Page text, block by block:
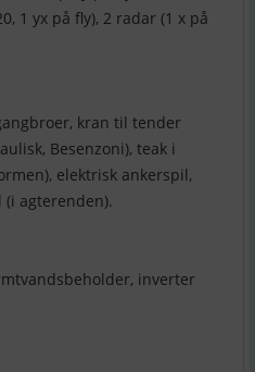
1 yx på fly), 2 radar (1 x på
kran til tender
Besenzoni), teak i
elektrisk ankerspil,
agterenden).
inverter